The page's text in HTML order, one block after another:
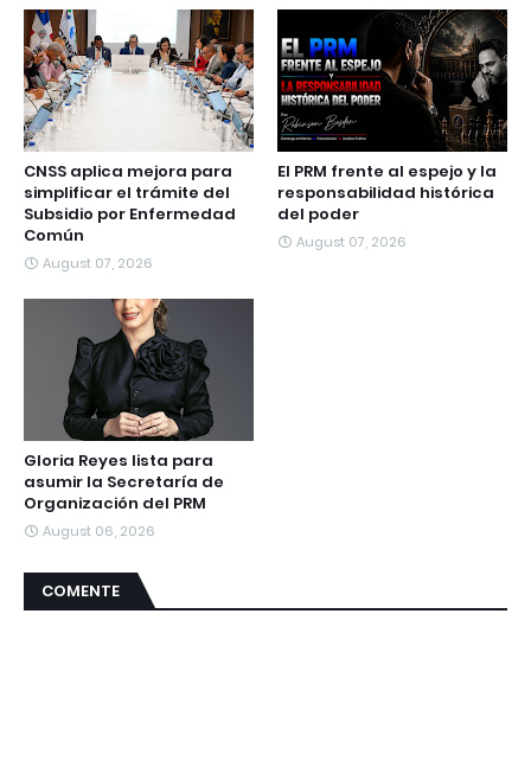
CNSS aplica mejora para
simplificar el trámite del
Subsidio por Enfermedad
Común
August 07, 2026
El PRM frente al espejo y la
responsabilidad histórica
del poder
August 07, 2026
Gloria Reyes lista para
asumir la Secretaría de
Organización del PRM
August 06, 2026
COMENTE